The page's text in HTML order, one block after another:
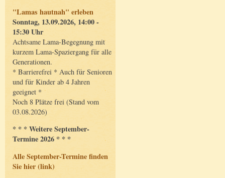
"Lamas hautnah" erleben
Sonntag, 13.09.2026, 14:00 -
15:30 Uhr
Achtsame Lama-Begegnung mit
kurzem Lama-Spaziergang für alle
Generationen.
* Barrierefrei * Auch für Senioren
und für Kinder ab 4 Jahren
geeignet *
Noch 8 Plätze frei (Stand vom
03.08.2026)
* * * Weitere September-
Termine 2026 * * *
Alle September-Termine finden
Sie hier (link)